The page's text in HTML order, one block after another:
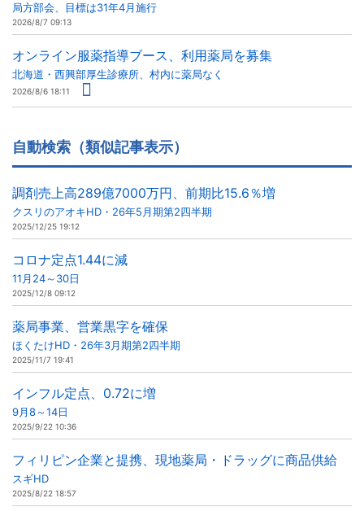
局方部会、目標は31年4月施行
2026/8/7 09:13
オンライン服薬指導ブース、利用薬局を募集
北海道・西興部厚生診療所、村内に薬局なく
2026/8/6 18:11
自動検索（類似記事表示）
調剤売上高289億7000万円、前期比15.6％増
クスリのアオキHD・26年5月期第2四半期
2025/12/25 19:12
コロナ定点1.44に減
11月24～30日
2025/12/8 09:12
薬局事業、営業黒字を確保
ほくたけHD・26年3月期第2四半期
2025/11/7 19:41
インフル定点、0.72に増
9月8～14日
2025/9/22 10:36
フィリピン企業と提携、現地薬局・ドラッグに商品供給
スギHD
2025/8/22 18:57